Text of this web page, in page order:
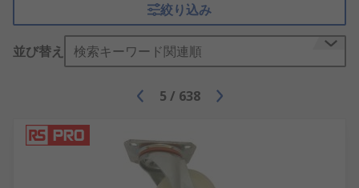
絞り込み
並び替え 検索キーワード関連順
5 / 638